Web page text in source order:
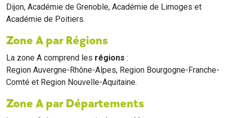
Dijon, Académie de Grenoble, Académie de Limoges et
Académie de Poitiers.
Zone A par Régions
La zone A comprend les régions :
Region Auvergne-Rhône-Alpes, Region Bourgogne-Franche-
Comté et Region Nouvelle-Aquitaine.
Zone A par Départements